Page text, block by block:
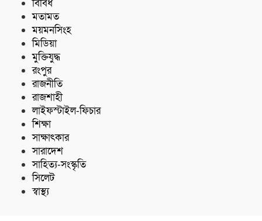
বিবিধ
মতামত
ময়মনসিংহ
মিডিয়া
মুক্তিযুদ্ধ
রংপুর
রাজনীতি
রাজশাহী
লাইফস্টাইল-ফিচার
শিক্ষা
সাক্ষাৎকার
সারাদেশ
সাহিত্য-সংস্কৃতি
সিলেট
স্বাস্থ্য